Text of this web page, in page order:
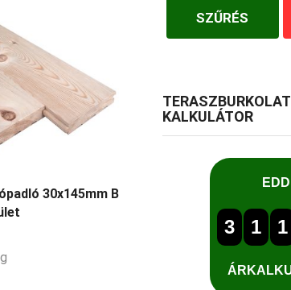
30x145mm B
SZŰRÉS
TERASZBURKOLAT
KALKULÁTOR